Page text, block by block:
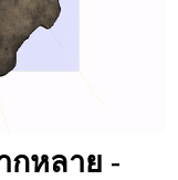
กหลาย -